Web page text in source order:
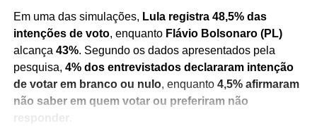
Em uma das simulações, Lula registra 48,5% das
intenções de voto, enquanto Flávio Bolsonaro (PL)
alcança 43%. Segundo os dados apresentados pela
pesquisa, 4% dos entrevistados declararam intenção
de votar em branco ou nulo, enquanto 4,5% afirmaram
não saber em quem votar ou preferiram não